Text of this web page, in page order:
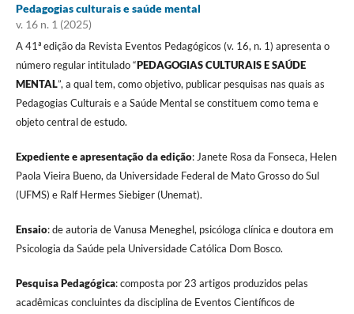
Pedagogias culturais e saúde mental
v. 16 n. 1 (2025)
A 41ª edição da Revista Eventos Pedagógicos (v. 16, n. 1) apresenta o
número regular intitulado “PEDAGOGIAS CULTURAIS E SAÚDE
MENTAL”, a qual tem, como objetivo, publicar pesquisas nas quais as
Pedagogias Culturais e a Saúde Mental se constituem como tema e
objeto central de estudo.
Expediente e apresentação da edição: Janete Rosa da Fonseca, Helen
Paola Vieira Bueno, da Universidade Federal de Mato Grosso do Sul
(UFMS) e Ralf Hermes Siebiger (Unemat).
Ensaio: de autoria de Vanusa Meneghel, psicóloga clínica e doutora em
Psicologia da Saúde pela Universidade Católica Dom Bosco.
Pesquisa Pedagógica: composta por 23 artigos produzidos pelas
acadêmicas concluintes da disciplina de Eventos Científicos de